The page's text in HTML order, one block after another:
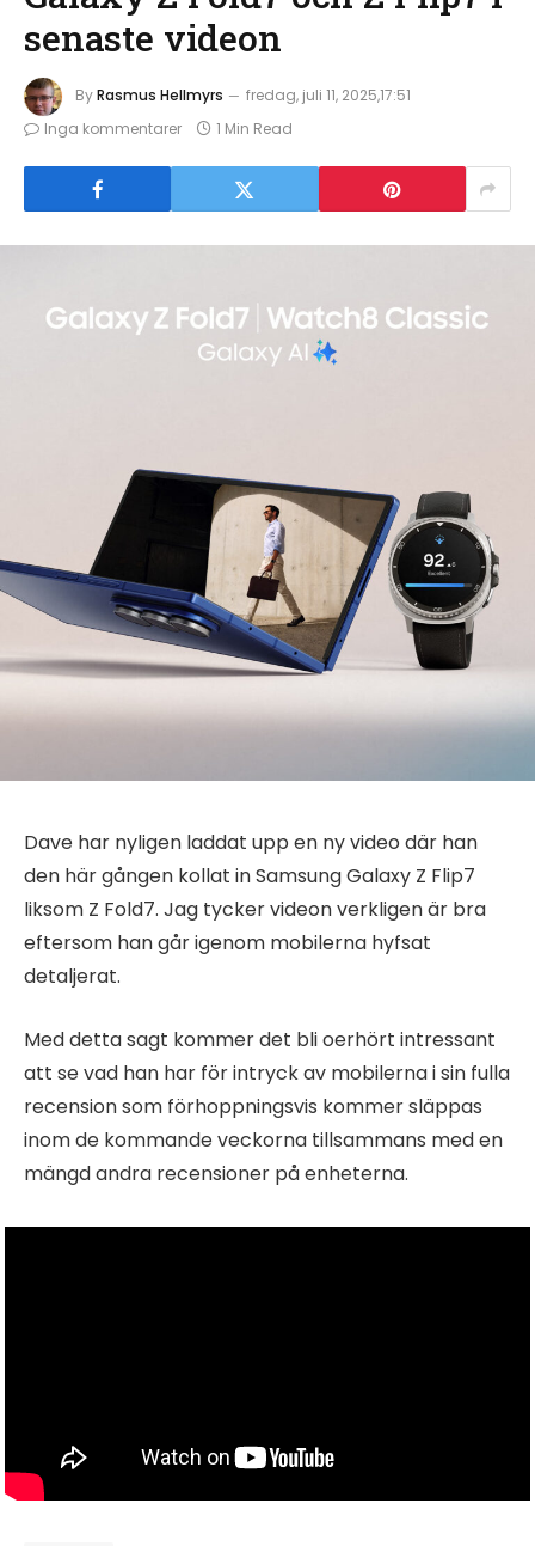
senaste videon
ByRasmus Hellmyrs
fredag, juli 11, 2025,17:51
Inga kommentarer
1 Min Read
Dave har nyligen laddat upp en ny video där han
den här gången kollat in Samsung Galaxy Z Flip7
liksom Z Fold7. Jag tycker videon verkligen är bra
eftersom han går igenom mobilerna hyfsat
detaljerat.
Med detta sagt kommer det bli oerhört intressant
att se vad han har för intryck av mobilerna i sin fulla
recension som förhoppningsvis kommer släppas
inom de kommande veckorna tillsammans med en
mängd andra recensioner på enheterna.